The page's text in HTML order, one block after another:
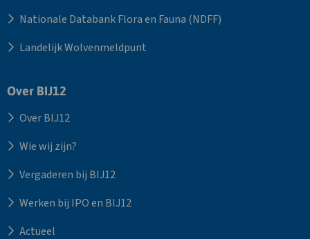
Nationale Databank Flora en Fauna (NDFF)
Landelijk Wolvenmeldpunt
Over BIJ12
Over BIJ12
Wie wij zijn?
Vergaderen bij BIJ12
Werken bij IPO en BIJ12
Actueel